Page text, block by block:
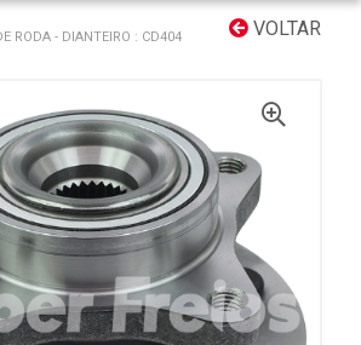
VOLTAR
RODA - DIANTEIRO : CD404